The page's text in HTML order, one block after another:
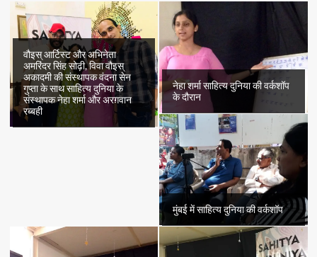
वौइस् आर्टिस्ट और अभिनेता
अमरिंदर सिंह सोढ़ी, विवा वौइस्
अकादमी की संस्थापक वंदना सेन
गुप्ता के साथ साहित्य दुनिया के
संस्थापक नेहा शर्मा और अरग़वान
रब्बही
नेहा शर्मा साहित्य दुनिया की वर्कशॉप
के दौरान
मुंबई में साहित्य दुनिया की वर्कशॉप